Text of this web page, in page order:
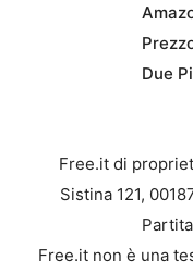
Due
Free.it di
Sistina 121,
Free.it non è una